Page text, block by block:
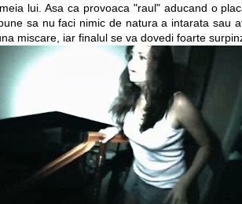
lui. Asa ca provoaca "raul" aducand o
sa nu faci nimic de natura a intarata sau
miscare, iar finalul se va dovedi foarte